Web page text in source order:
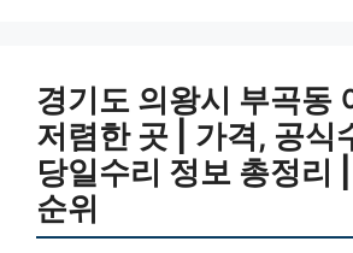
경기도 의왕시 부곡동
저렴한 곳 | 가격, 공식
당일수리 정보 총정리
순위